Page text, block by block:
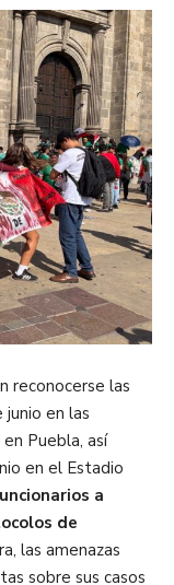
reconocerse las
en las
Puebla, así
en el Estadio
a
de
las amenazas
sobre sus casos